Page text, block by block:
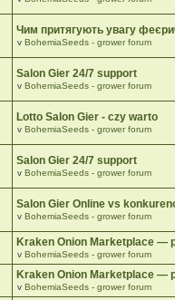
Чим притягують увагу
v BohemiaSeeds - grower forum
Salon Gier 24/7 support
v BohemiaSeeds - grower forum
Lotto Salon Gier - czy warto
v BohemiaSeeds - grower forum
Salon Gier 24/7 support
v BohemiaSeeds - grower forum
Salon Gier Online vs
v BohemiaSeeds - grower forum
Kraken Onion Marketplace —
v BohemiaSeeds - grower forum
Kraken Onion Marketplace —
v BohemiaSeeds - grower forum